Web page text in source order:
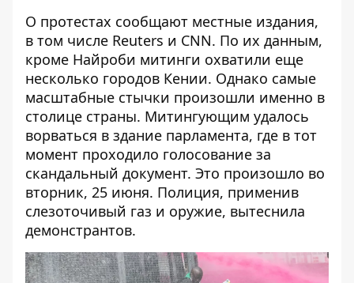
О протестах сообщают местные издания,
в том числе Reuters и CNN. По их данным,
кроме Найроби митинги охватили еще
несколько городов Кении. Однако самые
масштабные стычки произошли именно в
столице страны. Митингующим удалось
ворваться в здание парламента, где в тот
момент проходило голосование за
скандальный документ. Это произошло во
вторник, 25 июня. Полиция, применив
слезоточивый газ и оружие, вытеснила
демонстрантов.